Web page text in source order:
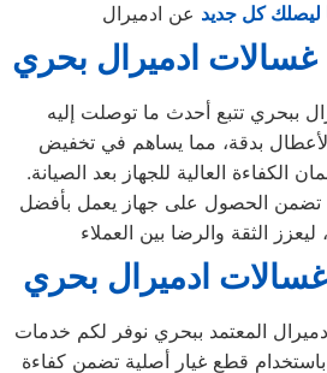
ليصلك كل جديد عن ادميرال
ادميرال بحري
ببحري تتبع أحدث ما توصلت إليه
الأعطال بدقة، مما يساهم في تخفيض
الكفاءة العالية للجهاز بعد الصيانة.
تضمن الحصول على جهاز يعمل بأفضل
غسالات ادميرال بحري
المعتمد ببحري نوفر لكم خدمات
باستخدام قطع غيار أصلية تضمن كفاءة